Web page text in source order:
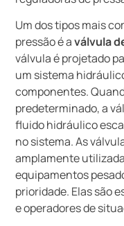
Um dos tipos mais
pressão é aválvula
válvula é projetado
um sistema
componentes.
predeterminado, a
fluido hidráulico
no sistema. As
amplamente
equipamentos
prioridade. Elas são
e operadores de